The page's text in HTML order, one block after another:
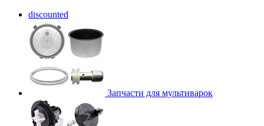
discounted
Запчасти для мультиварок